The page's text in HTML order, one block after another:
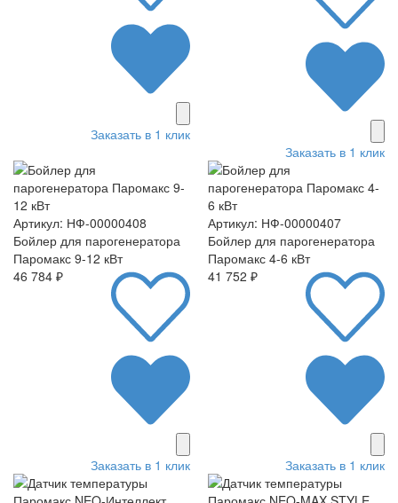
Заказать в 1 клик
Заказать в 1 клик
Артикул: НФ-00000408
Бойлер для парогенератора
Паромакс 9-12 кВт
46 784 ₽
Заказать в 1 клик
Артикул: НФ-00000407
Бойлер для парогенератора
Паромакс 4-6 кВт
41 752 ₽
Заказать в 1 клик